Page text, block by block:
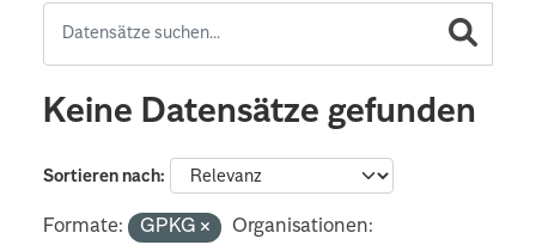
Keine Datensätze gefunden
Sortieren nach
Formate: GPKG
Organisationen: